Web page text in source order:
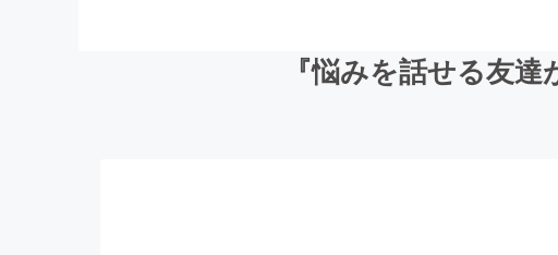
『悩みを話せる友